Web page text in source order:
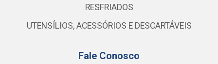
RESFRIADOS
UTENSÍLIOS, ACESSÓRIOS E DESCARTÁVEIS
Fale Conosco